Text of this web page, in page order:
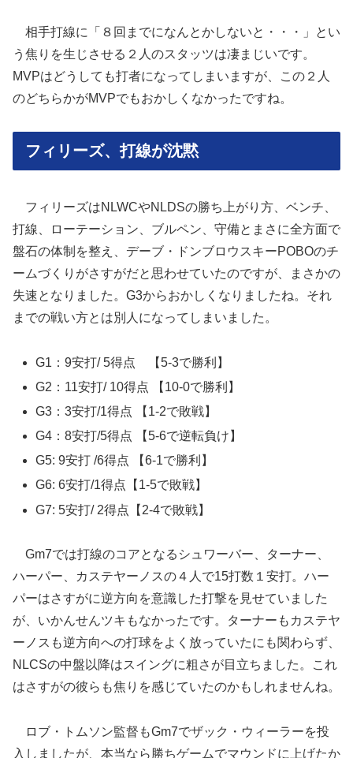
相手打線に「８回までになんとかしないと・・・」とい
う焦りを生じさせる２人のスタッツは凄まじいです。
MVPはどうしても打者になってしまいますが、この２人
のどちらかがMVPでもおかしくなかったですね。
フィリーズ、打線が沈黙
フィリーズはNLWCやNLDSの勝ち上がり方、ベンチ、
打線、ローテーション、ブルペン、守備とまさに全方面で
盤石の体制を整え、デーブ・ドンブロウスキーPOBOのチ
ームづくりがさすがだと思わせていたのですが、まさかの
失速となりました。G3からおかしくなりましたね。それ
までの戦い方とは別人になってしまいました。
G1：9安打/ 5得点 【5-3で勝利】
G2：11安打/ 10得点 【10-0で勝利】
G3：3安打/1得点 【1-2で敗戦】
G4：8安打/5得点 【5-6で逆転負け】
G5: 9安打 /6得点 【6-1で勝利】
G6: 6安打/1得点【1-5で敗戦】
G7: 5安打/ 2得点【2-4で敗戦】
Gm7では打線のコアとなるシュワーバー、ターナー、
ハーパー、カステヤーノスの４人で15打数１安打。ハー
パーはさすがに逆方向を意識した打撃を見せていました
が、いかんせんツキもなかったです。ターナーもカステヤ
ーノスも逆方向への打球をよく放っていたにも関わらず、
NLCSの中盤以降はスイングに粗さが目立ちました。これ
はさすがの彼らも焦りを感じていたのかもしれませんね。
ロブ・トムソン監督もGm7でザック・ウィーラーを投
入しましたが、本当なら勝ちゲームでマウンドに上げたか